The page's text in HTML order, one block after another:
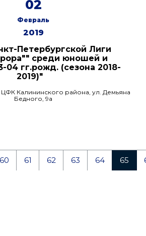
02
Февраль
2019
Петербургской Лиги
среди юношей и
04 гг.рожд. (сезона 2018-
2019)"
Калининского района, ул. Демьяна
Бедного, 9а
60 61 62 63 64 65